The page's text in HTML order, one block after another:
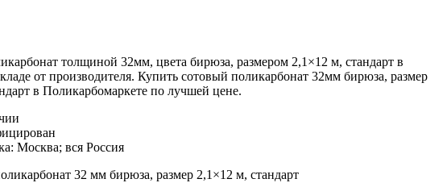
толщиной 32мм, цвета бирюза, размером 2,1×12 м, стандарт в
от производителя. Купить сотовый поликарбонат 32мм бирюза, размер
в Поликарбомаркете по лучшей цене.
Москва; вся Россия